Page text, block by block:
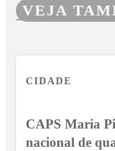
VEJA
CIDADE
CAPS Maria
nacional de